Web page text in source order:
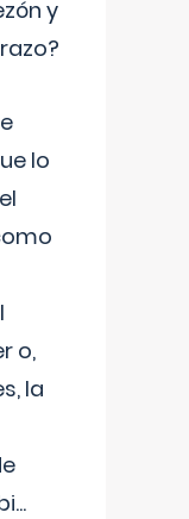
y
lo
o,
la
...